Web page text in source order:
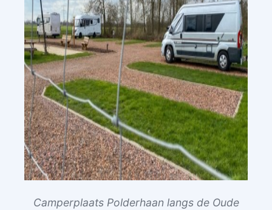
Camperplaats Polderhaan langs de Oude